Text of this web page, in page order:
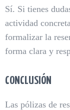
Sí. Si tienes
actividad
formalizar la
forma clara y
CONCLUSIÓN
Las pólizas de